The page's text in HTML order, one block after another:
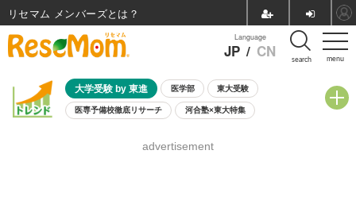
menu
Language
JP / CN search
大学受験 by 東進 医学部 東大受験
医専予備校徹底リサーチ 河合塾×東大特集
8月開催学校説明会・相談会
advertisement
リセマム メンバーズ